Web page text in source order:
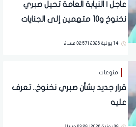
عاجل | النيابة العامة تحيل صبري
نخنوخ و10 متهمين إلى الجنايات
14 يونية 2026 | 02:57 مساءً
منوعات
قرار جديد بشأن صبري نخنوخ.. تعرف
عليه